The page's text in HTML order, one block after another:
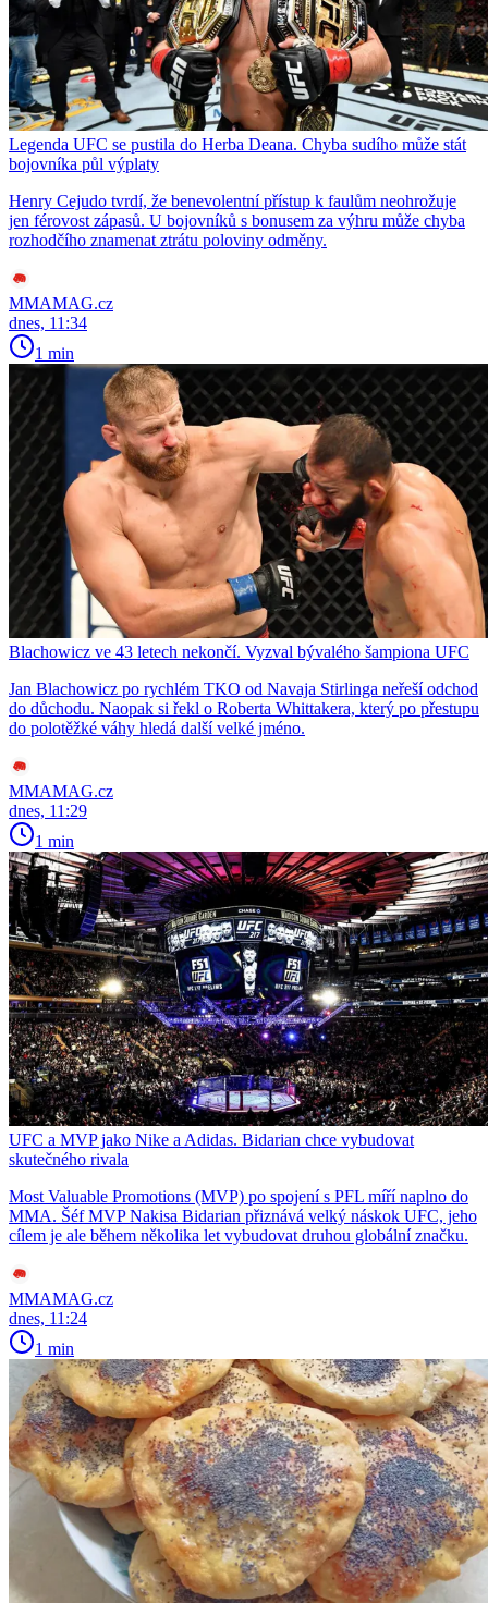
Legenda UFC se pustila do Herba Deana. Chyba sudího může stát
bojovníka půl výplaty
Henry Cejudo tvrdí, že benevolentní přístup k faulům neohrožuje
jen férovost zápasů. U bojovníků s bonusem za výhru může chyba
rozhodčího znamenat ztrátu poloviny odměny.
MMAMAG.cz
dnes, 11:34
1 min
Blachowicz ve 43 letech nekončí. Vyzval bývalého šampiona UFC
Jan Blachowicz po rychlém TKO od Navaja Stirlinga neřeší odchod
do důchodu. Naopak si řekl o Roberta Whittakera, který po přestupu
do polotěžké váhy hledá další velké jméno.
MMAMAG.cz
dnes, 11:29
1 min
UFC a MVP jako Nike a Adidas. Bidarian chce vybudovat
skutečného rivala
Most Valuable Promotions (MVP) po spojení s PFL míří naplno do
MMA. Šéf MVP Nakisa Bidarian přiznává velký náskok UFC, jeho
cílem je ale během několika let vybudovat druhou globální značku.
MMAMAG.cz
dnes, 11:24
1 min